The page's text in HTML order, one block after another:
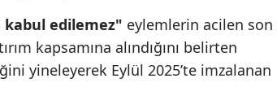
Rize
Sakarya
kabul edilemez" eylemlerin acilen son
kapsamına alındığını belirten
yineleyerek Eylül 2025’te imzalanan